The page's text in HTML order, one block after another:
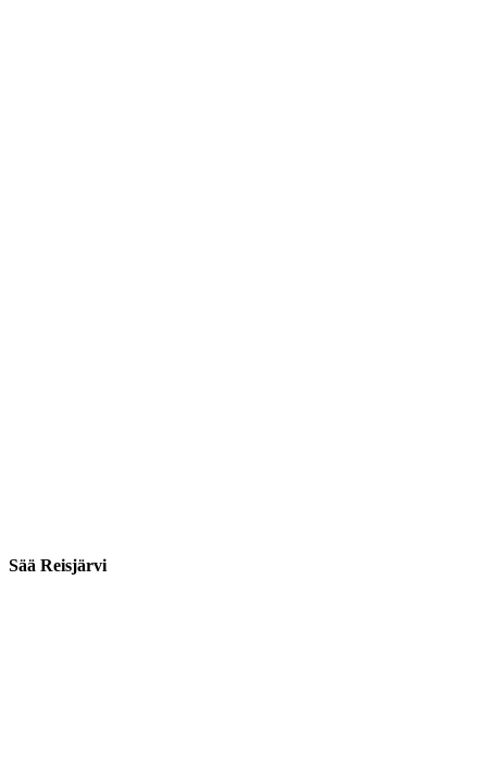
Sää Reisjärvi